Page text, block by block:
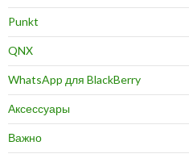
Punkt
QNX
WhatsApp для BlackBerry
Аксессуары
Важно